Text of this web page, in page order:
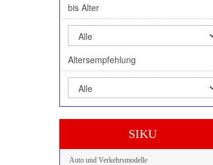
bis Alter
Altersempfehlung
SIKU
Auto und Verkehrsmodelle